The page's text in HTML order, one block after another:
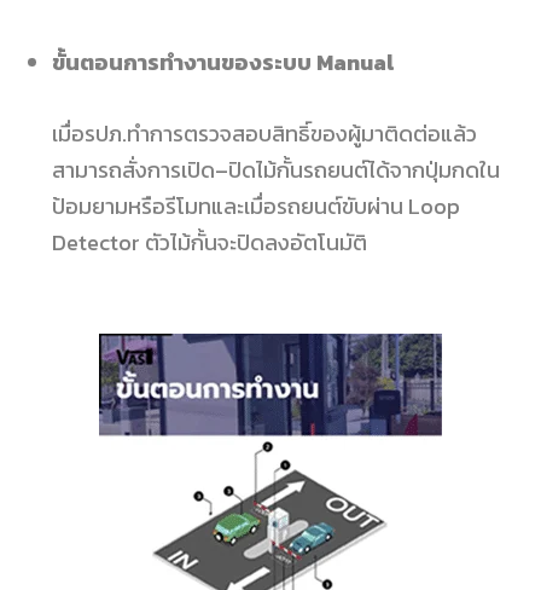
ขั้นตอนการทำงานของระบบ Manual
เมื่อรปภ.ทำการตรวจสอบสิทธิ์ของผู้มาติดต่อแล้ว
สามารถสั่งการเปิด–ปิดไม้กั้นรถยนต์ได้จากปุ่มกดใน
ป้อมยามหรือรีโมทและเมื่อรถยนต์ขับผ่าน Loop
Detector ตัวไม้กั้นจะปิดลงอัตโนมัติ